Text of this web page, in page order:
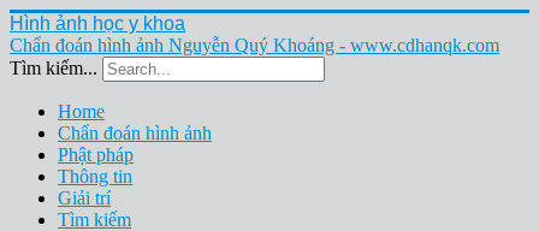
Hình ảnh học y khoa
Chẩn đoán hình ảnh Nguyễn Quý Khoáng - www.cdhanqk.com
Tìm kiếm...
Home
Chẩn đoán hình ảnh
Phật pháp
Thông tin
Giải trí
Tìm kiếm